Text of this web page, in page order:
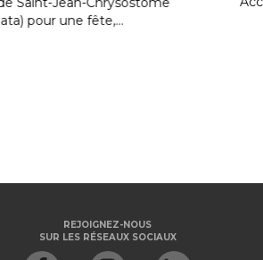
REJOIGNEZ-NOUS
SUR LES RÉSEAUX SOCIAUX